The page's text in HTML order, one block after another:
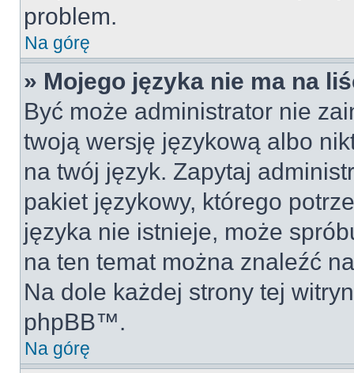
problem.
Na górę
» Mojego języka nie ma na
Być może administrator nie
twoją wersję językową albo
na twój język. Zapytaj
pakiet językowy, którego
języka nie istnieje, może
na ten temat można znaleźć
Na dole każdej strony tej
phpBB™.
Na górę